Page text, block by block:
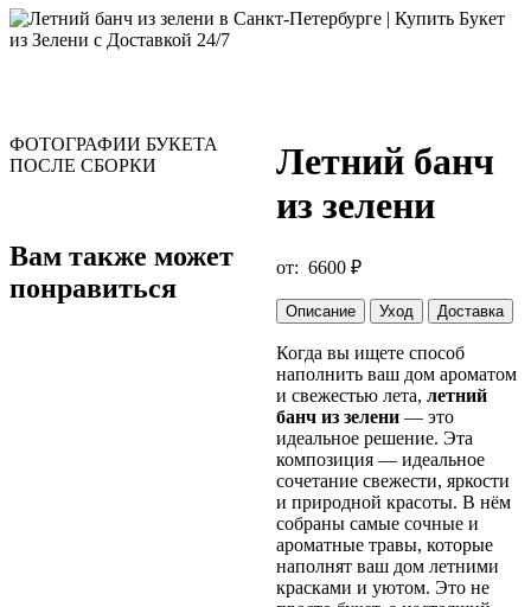
Летний банч
из зелени
от: 6600 ₽
Описание Уход Доставка
Когда вы ищете способ
наполнить ваш дом ароматом
и свежестью лета, летний
банч из зелени— это
идеальное решение. Эта
композиция — идеальное
сочетание свежести, яркости
и природной красоты. В нём
собраны самые сочные и
ароматные травы, которые
наполнят ваш дом летними
красками и уютом. Это не
ФОТОГРАФИИ БУКЕТА
ПОСЛЕ СБОРКИ
Вам также может
понравиться